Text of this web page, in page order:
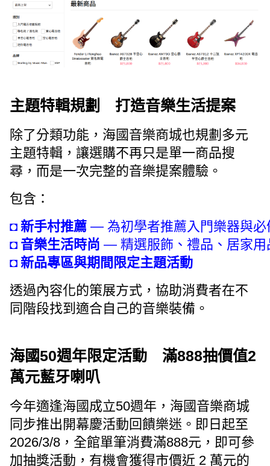
主題特輯規劃 打造音樂生活提案
除了分類功能，海國音樂商城也規劃多元
主題特輯，讓選購不再只是單一商品搜
尋，而是一次完整的音樂提案體驗。
包含：
◘ 新手村推薦 — 為初學者推薦入門樂器與必
◘ 音樂生活時尚 — 精選服飾、禮品、居家用
◘ 新品專區與期間限定主題活動
透過內容化的策展方式，協助消費者在不
同階段找到適合自己的音樂裝備。
海國50週年限定活動 滿888抽價值2
萬元藍牙喇叭
今年適逢海國成立50週年，海國音樂商城
同步推出開幕慶活動回饋樂迷。即日起至
2026/3/8，全館單筆消費滿888元，即可參
加抽獎活動，有機會獲得市價近 2 萬元的